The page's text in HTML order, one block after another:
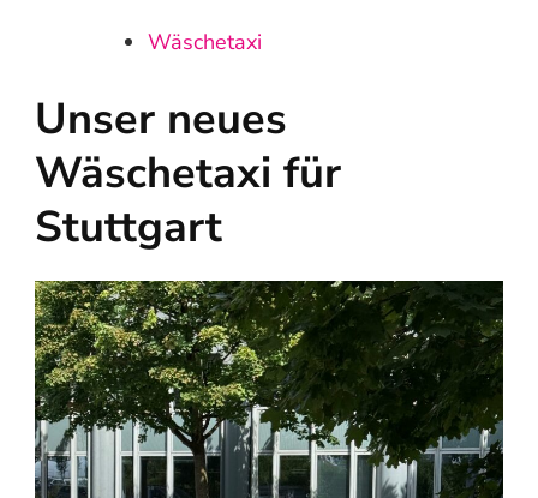
Wäschetaxi
Unser neues
Wäschetaxi für
Stuttgart